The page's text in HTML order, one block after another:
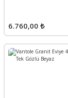
6.760,00 ₺